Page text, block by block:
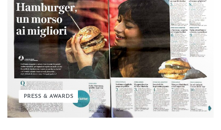
PRESS & AWARDS